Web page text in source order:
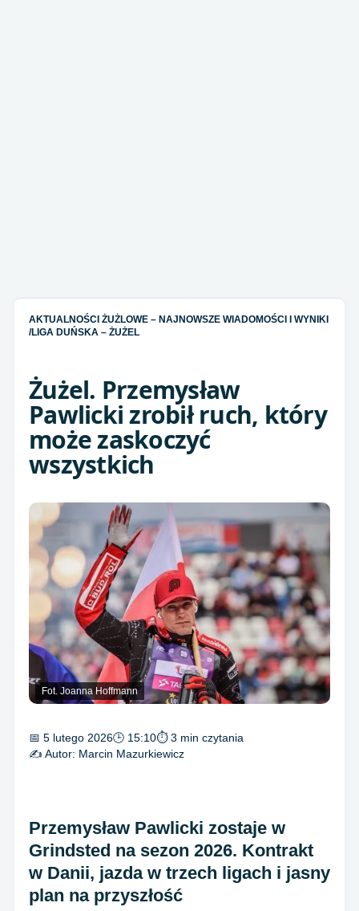
AKTUALNOŚCI ŻUŻLOWE – NAJNOWSZE WIADOMOŚCI I WYNIKI
/LIGA DUŃSKA – ŻUŻEL
Żużel. Przemysław
Pawlicki zrobił ruch, który
może zaskoczyć
wszystkich
Fot. Joanna Hoffmann
📅 5 lutego 2026🕒 15:10⏱ 3 min czytania
✍️ Autor: Marcin Mazurkiewicz
Przemysław Pawlicki zostaje w
Grindsted na sezon 2026. Kontrakt
w Danii, jazda w trzech ligach i jasny
plan na przyszłość